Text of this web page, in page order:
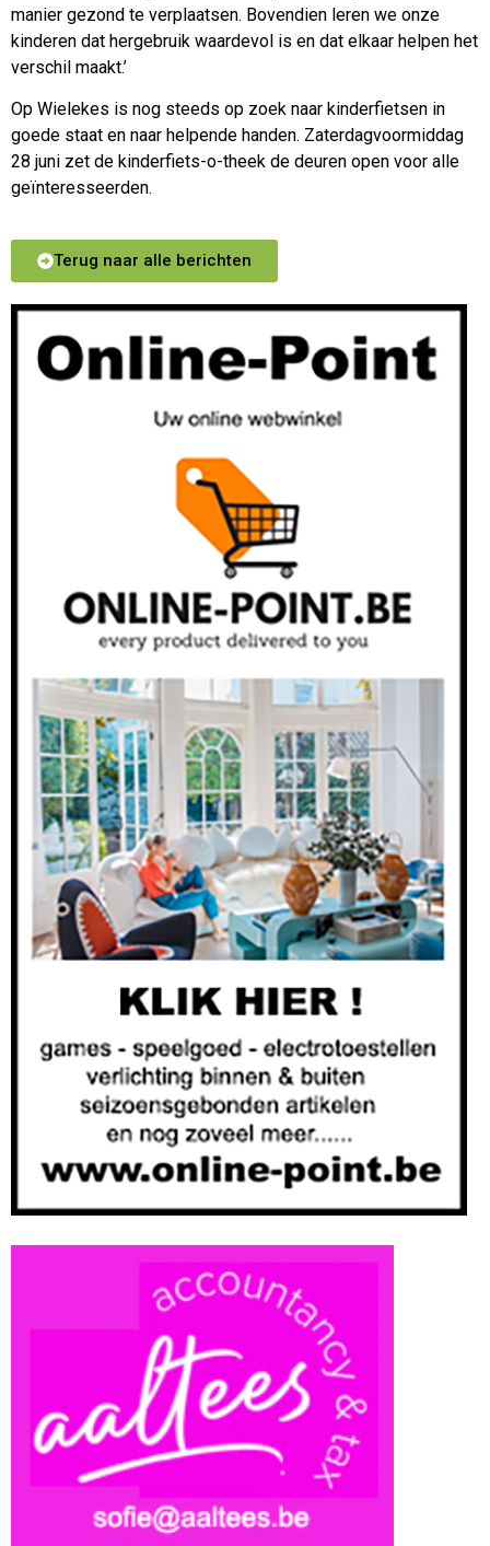
manier gezond te verplaatsen. Bovendien leren we onze
kinderen dat hergebruik waardevol is en dat elkaar helpen het
verschil maakt.’
Op Wielekes is nog steeds op zoek naar kinderfietsen in
goede staat en naar helpende handen. Zaterdagvoormiddag
28 juni zet de kinderfiets-o-theek de deuren open voor alle
geïnteresseerden.
Terug naar alle berichten